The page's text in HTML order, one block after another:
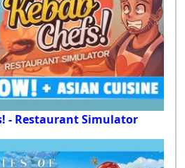
- Restaurant Simulator